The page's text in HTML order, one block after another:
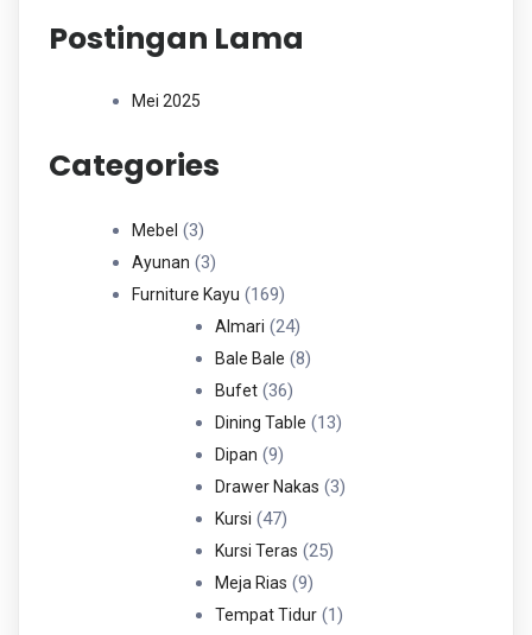
Postingan Lama
Mei 2025
Categories
Mebel 33
Produk
Ayunan 33
Produk
Furniture Kayu 169169
Produk
Almari 2424
Produk
Bale Bale 88
Bufet 3636
Produk
Dining Table 1313
Dipan 99
Produk
Drawer Nakas 33
Kursi 4747
Produk
Kursi Teras 2525
Meja Rias 99
Produk
Tempat Tidur 11